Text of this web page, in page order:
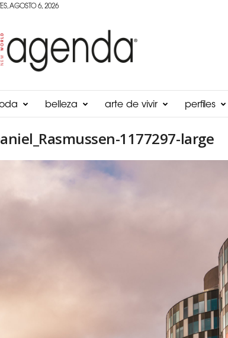
AGOSTO 6, 2026
belleza arte de vivir perfiles
1177297-large